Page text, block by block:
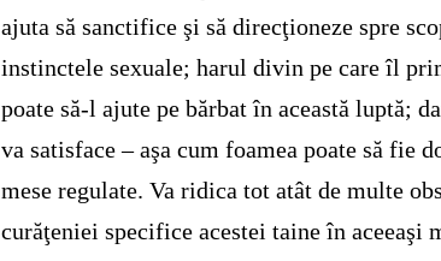
ajuta să sanctifice şi să direcţioneze spre
instinctele sexuale; harul divin pe care îl
poate să-l ajute pe bărbat în această luptă;
va satisface – aşa cum foamea poate să fie
mese regulate. Va ridica tot atât de multe
curăţeniei specifice acestei taine în aceeaşi